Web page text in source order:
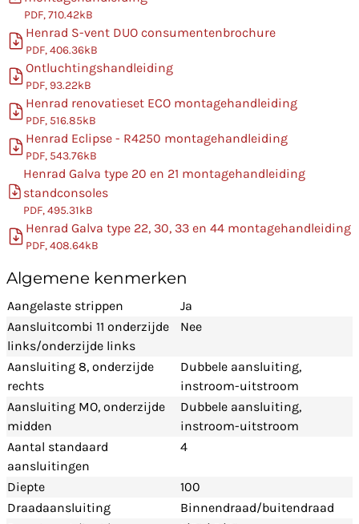
PDF, 710.42kB
Henrad S-vent DUO consumentenbrochure
PDF, 406.36kB
Ontluchtingshandleiding
PDF, 93.22kB
Henrad renovatieset ECO montagehandleiding
PDF, 516.85kB
Henrad Eclipse - R4250 montagehandleiding
PDF, 543.76kB
Henrad Galva type 20 en 21 montagehandleiding
standconsoles
PDF, 495.31kB
Henrad Galva type 22, 30, 33 en 44 montagehandleiding
PDF, 408.64kB
Algemene kenmerken
Aangelaste strippen
Ja
Aansluitcombi 11 onderzijde
links/onderzijde links
Nee
Aansluiting 8, onderzijde
rechts
Dubbele aansluiting,
instroom-uitstroom
Aansluiting MO, onderzijde
midden
Dubbele aansluiting,
instroom-uitstroom
Aantal standaard
aansluitingen
4
Diepte
100
Draadaansluiting
Binnendraad/buitendraad